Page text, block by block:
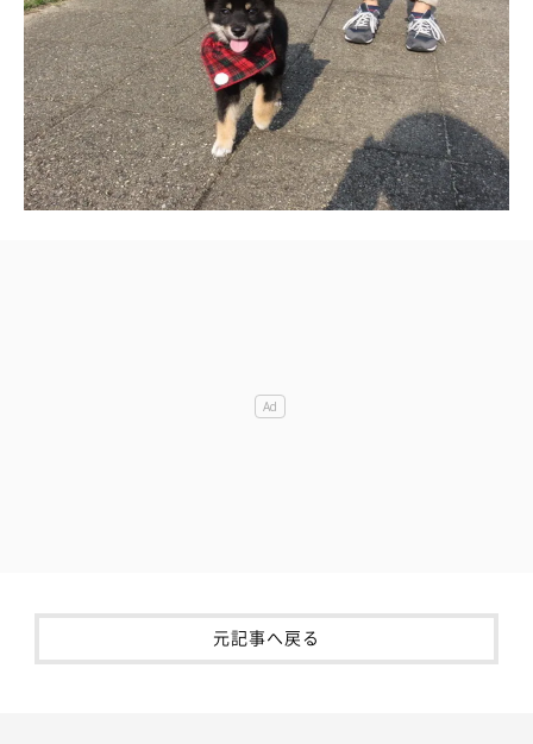
元記事へ戻る